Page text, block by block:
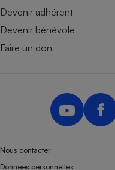
Devenir adhérent
Devenir bénévole
Faire un don
Nous contacter
Données personnelles